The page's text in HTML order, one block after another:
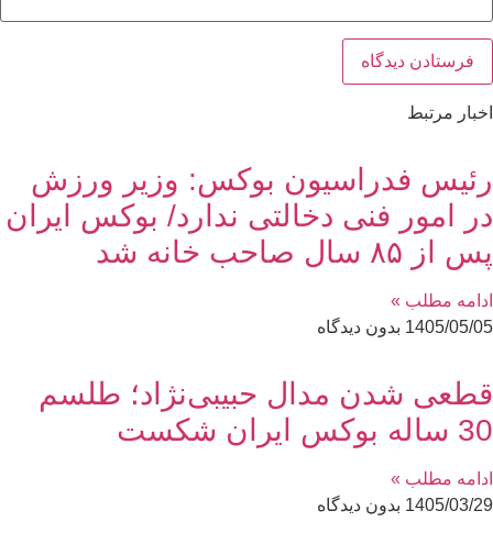
اخبار مرتبط
رئیس فدراسیون بوکس: وزیر ورزش
در امور فنی دخالتی ندارد/ بوکس ایران
پس از ۸۵ سال صاحب خانه شد
ادامه مطلب »
1405/05/05 بدون دیدگاه
قطعی شدن مدال حبیبی‌نژاد؛ طلسم
30 ساله بوکس ایران شکست
ادامه مطلب »
1405/03/29 بدون دیدگاه